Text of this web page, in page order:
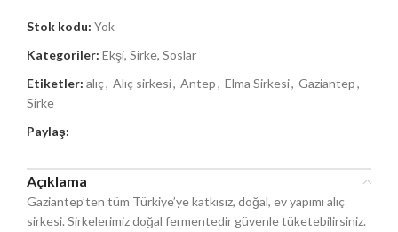
Stok kodu: Yok
Kategoriler: Ekşi, Sirke, Soslar
Etiketler: alıç, Alıç sirkesi, Antep, Elma Sirkesi, Gaziantep,
Sirke
Paylaş:
Açıklama
Gaziantep’ten tüm Türkiye’ye katkısız, doğal, ev yapımı alıç
sirkesi. Sirkelerimiz doğal fermentedir güvenle tüketebilirsiniz.